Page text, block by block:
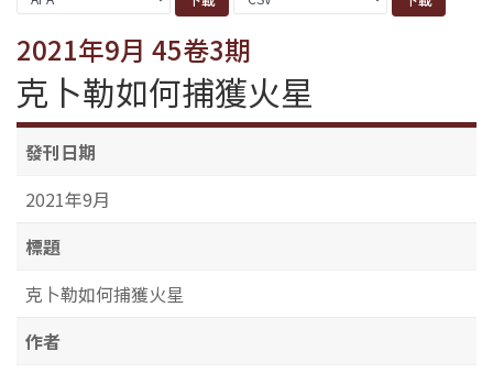
2021年9月 45卷3期
克卜勒如何捕獲火星
發刊日期
2021年9月
標題
克卜勒如何捕獲火星
作者